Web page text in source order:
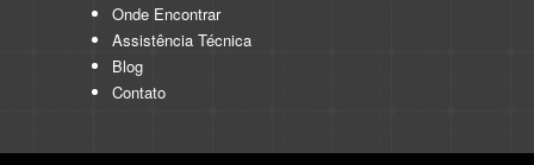
Onde Encontrar
Assistência Técnica
Blog
Contato